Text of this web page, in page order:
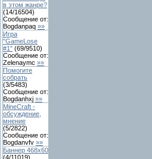
в этом жанре?
(14/16504)
Сообщение от:
Bogdanpaq »»
Игра
"GameLose
#1" (69/9510)
Сообщение от:
Zelenaymc »»
Помогите
собрать
(3/5483)
Сообщение от:
Bogdanhxj »»
MineCraft -
обсуждение,
мнение
(5/2822)
Сообщение от:
Bogdanvfv »»
Баннер 468x60
(4/11019)